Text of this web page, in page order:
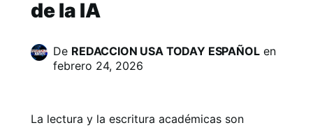
de la IA
De REDACCION USA TODAY ESPAÑOLen
febrero 24, 2026
La lectura y la escritura académicas son